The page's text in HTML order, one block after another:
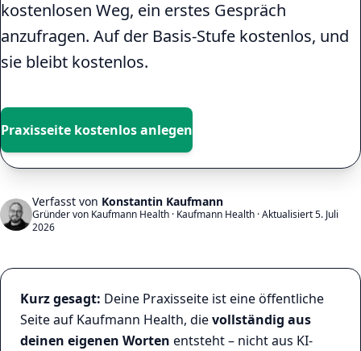
kostenlosen Weg, ein erstes Gespräch
anzufragen. Auf der Basis-Stufe kostenlos, und
sie bleibt kostenlos.
Praxisseite kostenlos anlegen
Verfasst von Konstantin Kaufmann
Gründer von Kaufmann Health · Kaufmann Health ·Aktualisiert5. Juli
2026
Kurz gesagt: Deine Praxisseite ist eine öffentliche
Seite auf Kaufmann Health, dievollständig aus
deinen eigenen Worten entsteht – nicht aus KI-